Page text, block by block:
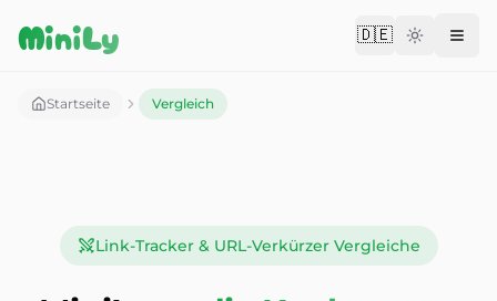
MiniLy 🇩🇪Change
Startseite Vergleich
Link-Tracker & URL-Verkürzer Vergleiche